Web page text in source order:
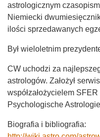
astrologicznym
Niemiecki
ilości sprzedawanych
Był wieloletnim
CW uchodzi za
astrologów. Założył
współzałożycielem
Psychologische
Biografia i bibliografia: